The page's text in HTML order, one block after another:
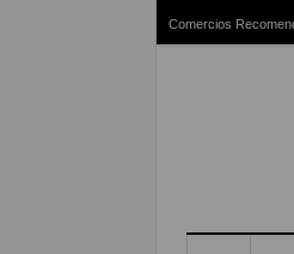
Comercios